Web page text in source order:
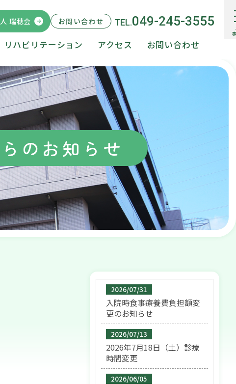
のお知らせ
2026/07/31
入院時食事療養費負担額変
更のお知らせ
2026/07/13
2026年7月18日（土）診療
時間変更
2026/06/05
瑞穂会 049-245-3555
リハビリテーション アクセス お問い合わせ